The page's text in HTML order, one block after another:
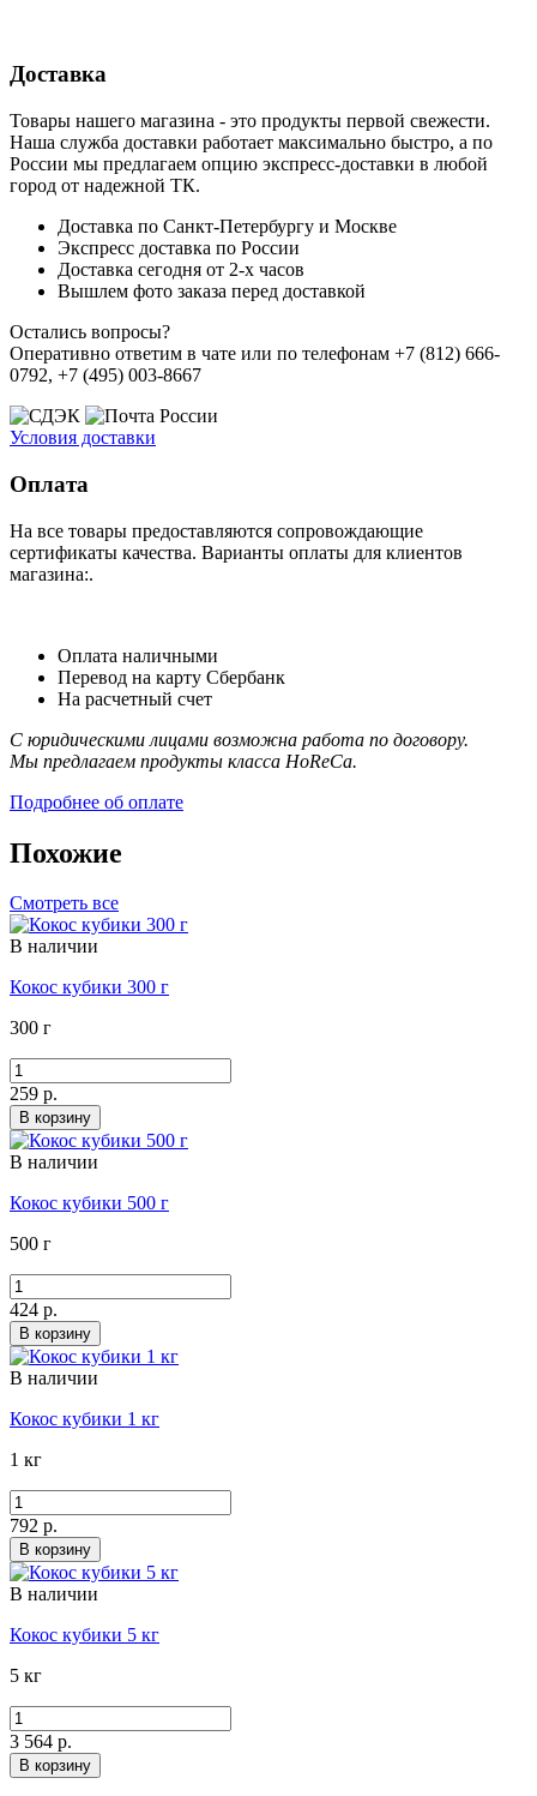
Доставка
Товары нашего магазина - это продукты первой свежести.
Наша служба доставки работает максимально быстро, а по
России мы предлагаем опцию экспресс-доставки в любой
город от надежной ТК.
Доставка по Санкт-Петербургу и Москве
Экспресс доставка по России
Доставка сегодня от 2-х часов
Вышлем фото заказа перед доставкой
Остались вопросы?
Оперативно ответим в чате или по телефонам +7 (812) 666-
0792, +7 (495) 003-8667
Условия доставки
Оплата
На все товары предоставляются сопровождающие
сертификаты качества. Варианты оплаты для клиентов
магазина:.
Оплата наличными
Перевод на карту Сбербанк
На расчетный счет
С юридическими лицами возможна работа по договору.
Мы предлагаем продукты класса HoReCa.
Подробнее об оплате
Похожие
Смотреть все
В наличии
Кокос кубики 300 г
300 г
259 р.
В корзину
В наличии
Кокос кубики 500 г
500 г
424 р.
В корзину
В наличии
Кокос кубики 1 кг
1 кг
792 р.
В корзину
В наличии
Кокос кубики 5 кг
5 кг
3 564 р.
В корзину